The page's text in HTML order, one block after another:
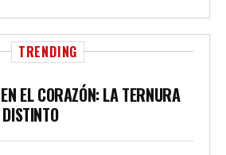
TRENDING
EL CORAZÓN: LA TERNURA